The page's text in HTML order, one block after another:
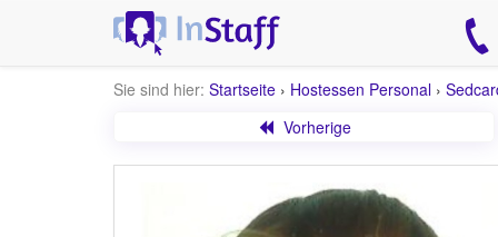
Sie sind hier: Startseite › Hostessen Personal ›
Vorherige